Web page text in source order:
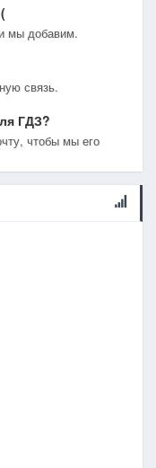
мы добавим.
связь.
ГДЗ?
чтобы мы его